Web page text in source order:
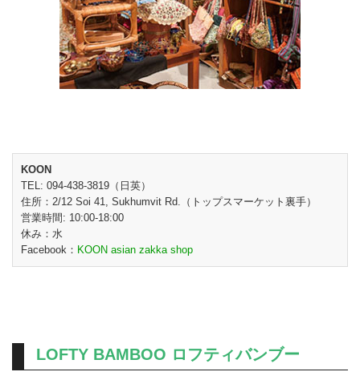
KOON
TEL: 094-438-3819（日英）
住所：2/12 Soi 41, Sukhumvit Rd.（トップスマーケット裏手）
営業時間: 10:00-18:00
休み：水
Facebook： KOON asian zakka shop
LOFTY BAMBOO ロフティバンブー